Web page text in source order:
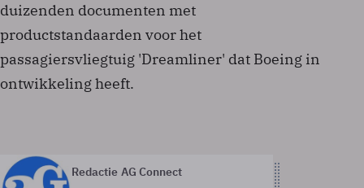
duizenden documenten met
productstandaarden voor het
passagiersvliegtuig 'Dreamliner' dat Boeing in
ontwikkeling heeft.
Redactie AG Connect